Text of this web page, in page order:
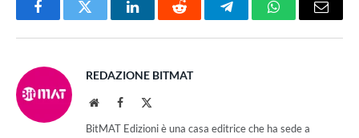
FacebookTwitter LinkedInReddit TelegramWhatsAppEmail
REDAZIONE BITMAT
WebsiteFacebook
BitMAT Edizioni è una casa editrice che ha sede a